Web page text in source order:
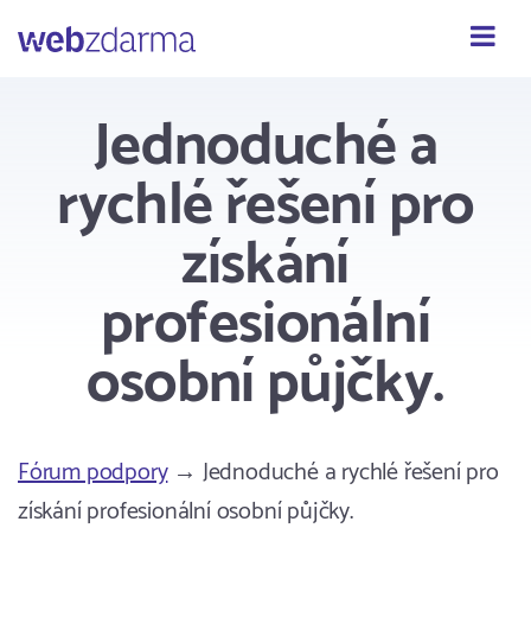
Webzdarma
Jednoduché a
rychlé řešení pro
získání
profesionální
osobní půjčky.
Fórum podpory→ Jednoduché a rychlé řešení pro
získání profesionální osobní půjčky.